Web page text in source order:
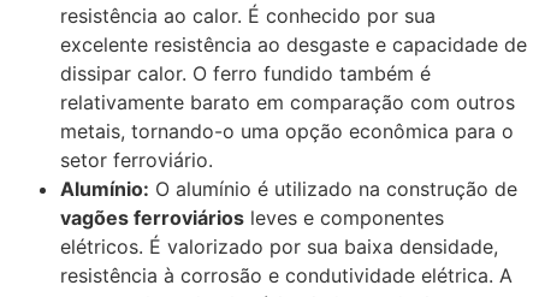
resistência ao calor. É conhecido por sua
excelente resistência ao desgaste e capacidade de
dissipar calor. O ferro fundido também é
relativamente barato em comparação com outros
metais, tornando-o uma opção econômica para o
setor ferroviário.
Alumínio: O alumínio é utilizado na construção de
vagões ferroviários leves e componentes
elétricos. É valorizado por sua baixa densidade,
resistência à corrosão e condutividade elétrica. A